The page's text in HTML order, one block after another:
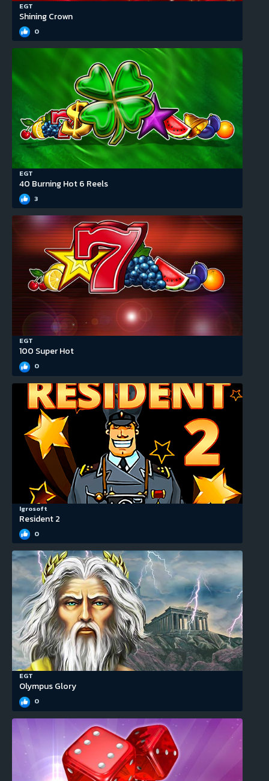
EGT
Shining Crown
0
EGT
40 Burning Hot 6 Reels
3
EGT
100 Super Hot
0
Igrosoft
Resident 2
0
EGT
Olympus Glory
0